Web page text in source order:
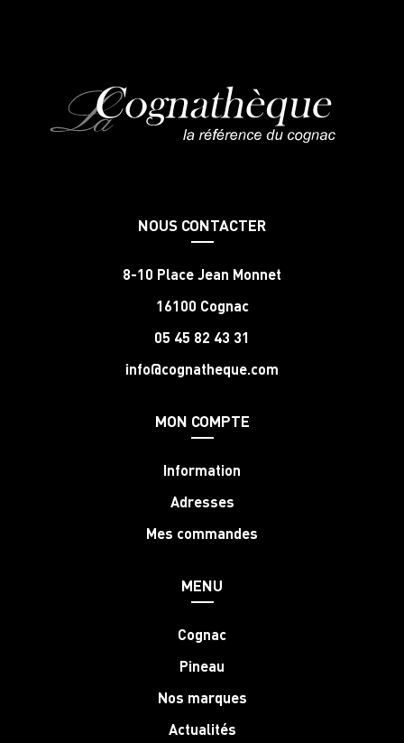
NOUS CONTACTER
8-10 Place Jean Monnet
16100 Cognac
05 45 82 43 31
info@cognatheque.com
MON COMPTE
Information
Adresses
Mes commandes
MENU
Cognac
Pineau
Nos marques
Actualités